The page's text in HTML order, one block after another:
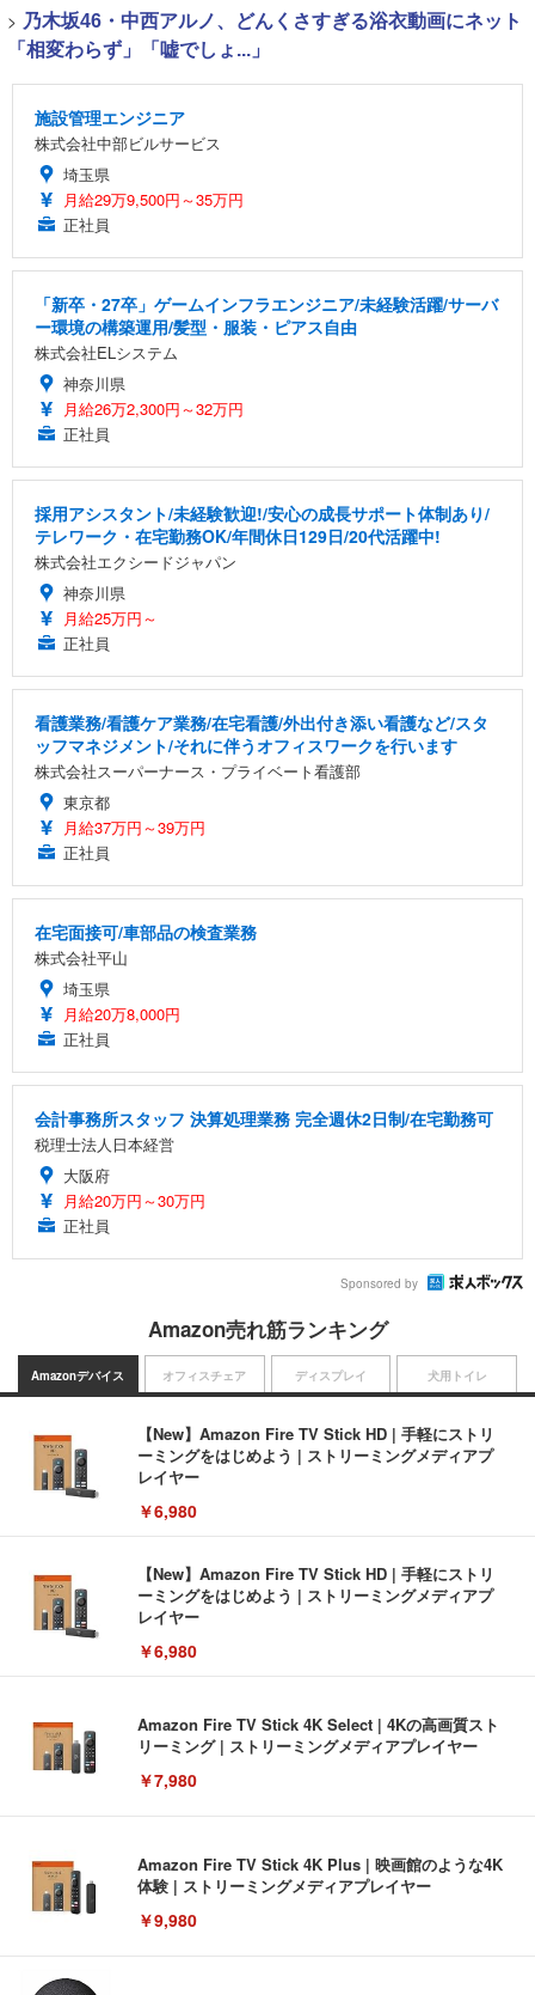
> 乃木坂46・中西アルノ、どんくさすぎる浴衣動画にネット
「相変わらず」「嘘でしょ...」
施設管理エンジニア
株式会社中部ビルサービス
埼玉県
月給29万9,500円～35万円
正社員
「新卒・27卒」ゲームインフラエンジニア/未経験活躍/サーバ
ー環境の構築運用/髪型・服装・ピアス自由
株式会社ELシステム
神奈川県
月給26万2,300円～32万円
正社員
採用アシスタント/未経験歓迎!/安心の成長サポート体制あり/
テレワーク・在宅勤務OK/年間休日129日/20代活躍中!
株式会社エクシードジャパン
神奈川県
月給25万円～
正社員
看護業務/看護ケア業務/在宅看護/外出付き添い看護など/スタ
ッフマネジメント/それに伴うオフィスワークを行います
株式会社スーパーナース・プライベート看護部
東京都
月給37万円～39万円
正社員
在宅面接可/車部品の検査業務
株式会社平山
埼玉県
月給20万8,000円
正社員
会計事務所スタッフ 決算処理業務 完全週休2日制/在宅勤務可
税理士法人日本経営
大阪府
月給20万円～30万円
正社員
Sponsored by
Amazon売れ筋ランキング
Amazonデバイス
【New】Amazon Fire TV Stick HD | 手軽にストリ
ーミングをはじめよう | ストリーミングメディアプ
レイヤー
￥6,980
【New】Amazon Fire TV Stick HD | 手軽にストリ
ーミングをはじめよう | ストリーミングメディアプ
レイヤー
￥6,980
Amazon Fire TV Stick 4K Select | 4Kの高画質スト
リーミング | ストリーミングメディアプレイヤー
￥7,980
Amazon Fire TV Stick 4K Plus | 映画館のような4K
体験 | ストリーミングメディアプレイヤー
￥9,980
オフィスチェア ディスプレイ 犬用トイレ